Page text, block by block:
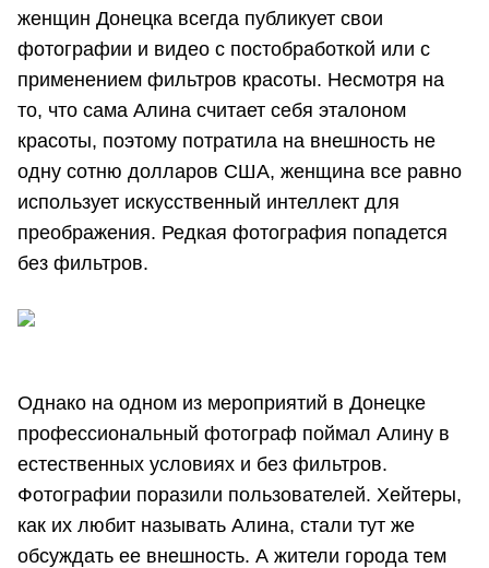
женщин Донецка всегда публикует свои
фотографии и видео с постобработкой или с
применением фильтров красоты. Несмотря на
то, что сама Алина считает себя эталоном
красоты, поэтому потратила на внешность не
одну сотню долларов США, женщина все равно
использует искусственный интеллект для
преображения. Редкая фотография попадется
без фильтров.
Однако на одном из мероприятий в Донецке
профессиональный фотограф поймал Алину в
естественных условиях и без фильтров.
Фотографии поразили пользователей. Хейтеры,
как их любит называть Алина, стали тут же
обсуждать ее внешность. А жители города тем